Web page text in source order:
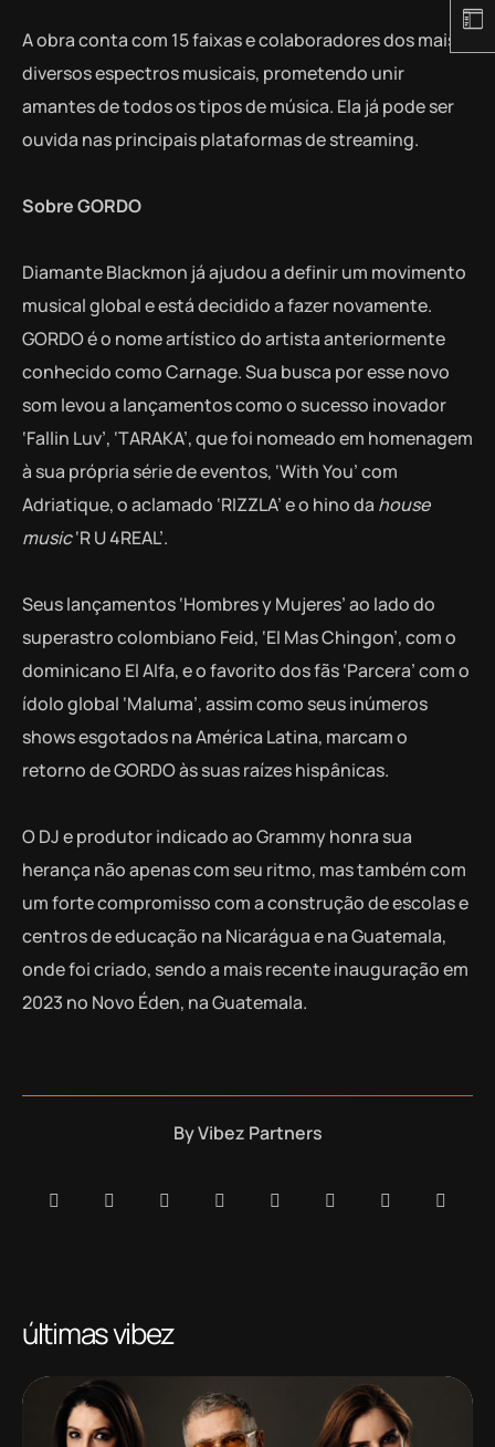
A obra conta com 15 faixas e colaboradores dos mais
diversos espectros musicais, prometendo unir
amantes de todos os tipos de música. Ela já pode ser
ouvida nas principais plataformas de streaming.
Sobre GORDO
Diamante Blackmon já ajudou a definir um movimento
musical global e está decidido a fazer novamente.
GORDO é o nome artístico do artista anteriormente
conhecido como Carnage. Sua busca por esse novo
som levou a lançamentos como o sucesso inovador
‘Fallin Luv’, ‘TARAKA’, que foi nomeado em homenagem
à sua própria série de eventos, ‘With You’ com
Adriatique, o aclamado ‘RIZZLA’ e o hino da house
music‘R U 4REAL’.
Seus lançamentos ‘Hombres y Mujeres’ ao lado do
superastro colombiano Feid, ‘El Mas Chingon’, com o
dominicano El Alfa, e o favorito dos fãs ‘Parcera’ com o
ídolo global ‘Maluma’, assim como seus inúmeros
shows esgotados na América Latina, marcam o
retorno de GORDO às suas raízes hispânicas.
O DJ e produtor indicado ao Grammy honra sua
herança não apenas com seu ritmo, mas também com
um forte compromisso com a construção de escolas e
centros de educação na Nicarágua e na Guatemala,
onde foi criado, sendo a mais recente inauguração em
2023 no Novo Éden, na Guatemala.
ByVibez Partners
últimas vibez